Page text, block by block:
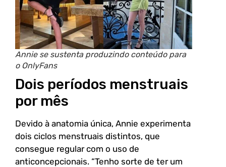
Annie se sustenta produzindo conteúdo para
o OnlyFans
Dois períodos menstruais
por mês
Devido à anatomia única, Annie experimenta
dois ciclos menstruais distintos, que
consegue regular com o uso de
anticoncepcionais. “Tenho sorte de ter um